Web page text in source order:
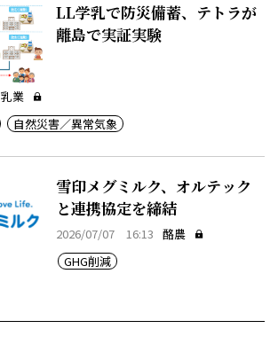
LL学乳で防災備蓄、テトラが
離島で実証実験
乳業
自然災害／異常気象
雪印メグミルク、オルテック
と連携協定を締結
2026/07/07 16:13 酪農
GHG削減